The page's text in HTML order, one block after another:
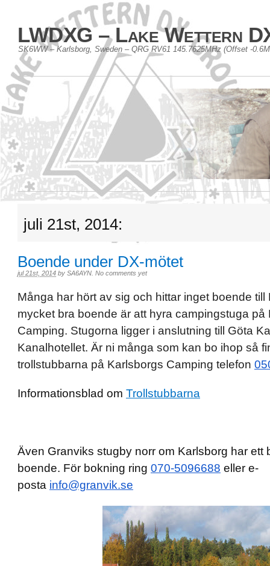
LWDXG – Lake Wettern
SK6WW – Karlsborg, Sweden – QRG RV61 145.7625MHz (Offset -
juli 21st, 2014:
Boende under DX-mötet
jul 21st, 2014 by SA6AYN No comments yet
Många har hört av sig och hittar inget boende till
mycket bra boende är att hyra campingstuga på
Camping. Stugorna ligger i anslutning till Göta
Kanalhotellet. Är ni många som kan bo ihop så
trollstubbarna på Karlsborgs Camping telefon
Informationsblad om Trollstubbarna
Även Granviks stugby norr om Karlsborg har ett
boende. För bokning ring 070-5096688 eller e-
posta info@granvik.se